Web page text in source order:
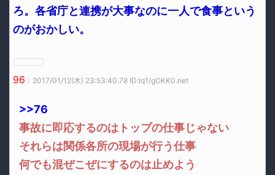
ろ。各省庁と連携が大事なのに一人で食事という
のがおかしい。
96 ：2017/01/12(木) 23:53:40.78 ID:lq1/gOKK0.net
>>76
事故に即応するのはトップの仕事じゃない
それらは関係各所の現場が行う仕事
何でも混ぜこぜにするのは止めよう